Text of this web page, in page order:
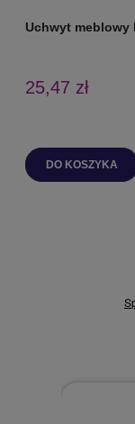
Uchwyt meblowy
25,47 zł
DO KOSZYKA